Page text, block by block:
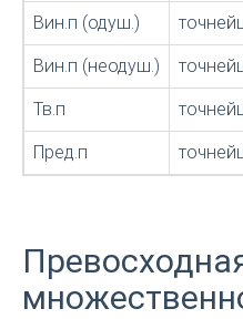
Вин.п (одуш.)
Вин.п (неодуш.)
Тв.п
Пред.п